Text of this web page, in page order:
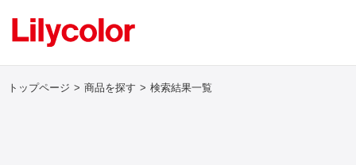
トップページ 商品を探す 検索結果一覧